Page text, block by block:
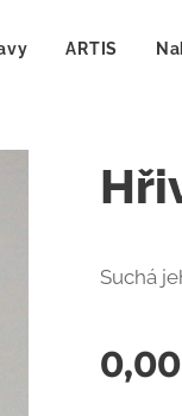
ARTIS
Suchá
0,00